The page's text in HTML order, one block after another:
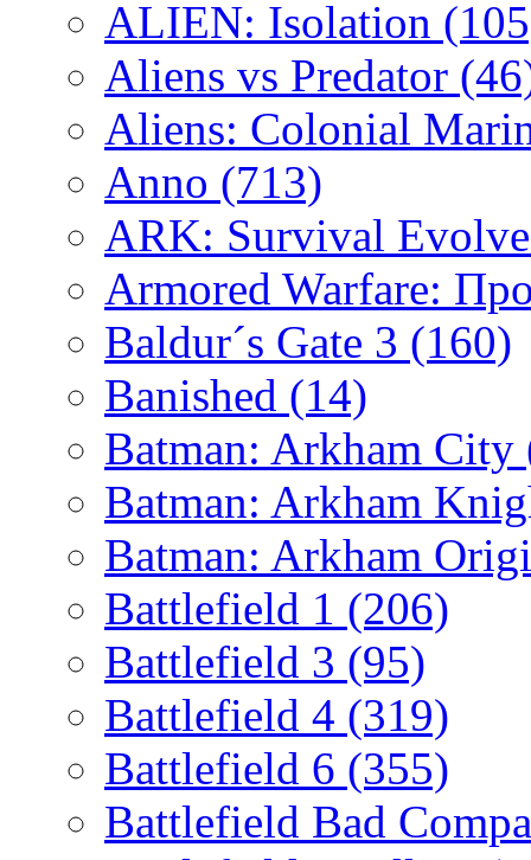
ALIEN: Isolation
Aliens vs Predator
Aliens: Colonial
Anno (713)
ARK: Survival
Armored Warfare:
Baldur´s Gate 3 (160)
Banished (14)
Batman: Arkham City
Batman: Arkham
Batman: Arkham
Battlefield 1 (206)
Battlefield 3 (95)
Battlefield 4 (319)
Battlefield 6 (355)
Battlefield Bad